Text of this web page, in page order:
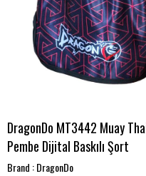
DragonDo MT3442 Muay
Pembe Dijital Baskılı Şort
Brand :DragonDo